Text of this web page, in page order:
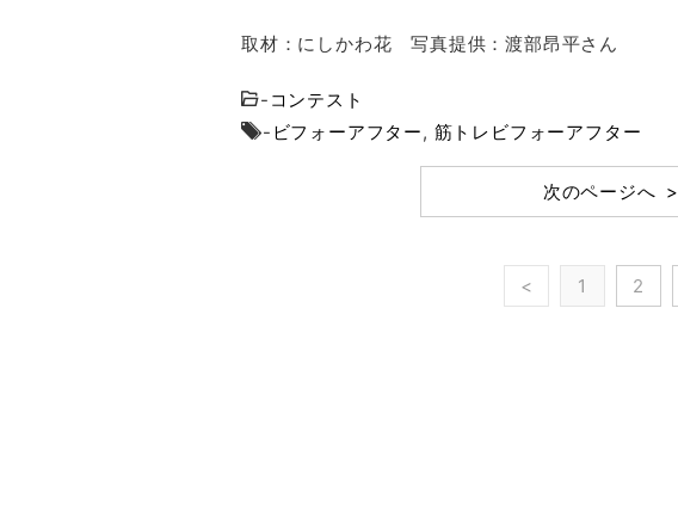
取材：にしかわ花 写真提供：渡部昂平さん
- コンテスト
- ビフォーアフター, 筋トレビフォーアフター
次のページへ >
< 1 2